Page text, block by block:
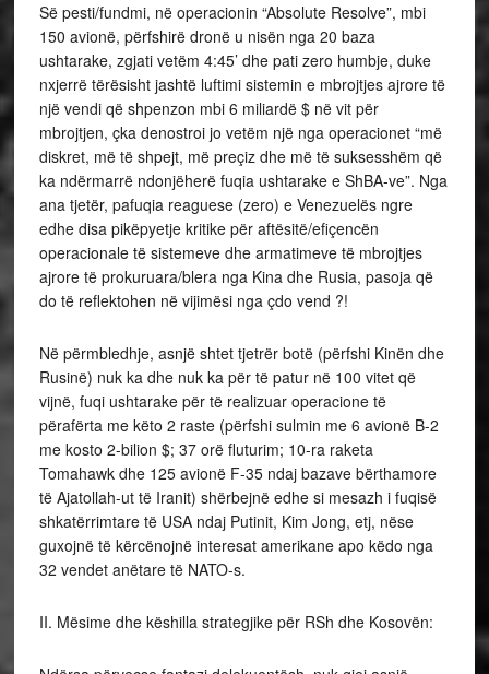
Së pesti/fundmi, në operacionin “Absolute Resolve”, mbi
150 avionë, përfshirë dronë u nisën nga 20 baza
ushtarake, zgjati vetëm 4:45’ dhe pati zero humbje, duke
nxjerrë tërësisht jashtë luftimi sistemin e mbrojtjes ajrore të
një vendi që shpenzon mbi 6 miliardë $ në vit për
mbrojtjen, çka denostroi jo vetëm një nga operacionet “më
diskret, më të shpejt, më preçiz dhe më të suksesshëm që
ka ndërmarrë ndonjëherë fuqia ushtarake e ShBA-ve”. Nga
ana tjetër, pafuqia reaguese (zero) e Venezuelës ngre
edhe disa pikëpyetje kritike për aftësitë/efiçencën
operacionale të sistemeve dhe armatimeve të mbrojtjes
ajrore të prokuruara/blera nga Kina dhe Rusia, pasoja që
do të reflektohen në vijimësi nga çdo vend ?!
Në përmbledhje, asnjë shtet tjetrër botë (përfshi Kinën dhe
Rusinë) nuk ka dhe nuk ka për të patur në 100 vitet që
vijnë, fuqi ushtarake për të realizuar operacione të
përafërta me këto 2 raste (përfshi sulmin me 6 avionë B-2
me kosto 2-bilion $; 37 orë fluturim; 10-ra raketa
Tomahawk dhe 125 avionë F-35 ndaj bazave bërthamore
të Ajatollah-ut të Iranit) shërbejnë edhe si mesazh i fuqisë
shkatërrimtare të USA ndaj Putinit, Kim Jong, etj, nëse
guxojnë të kërcënojnë interesat amerikane apo këdo nga
32 vendet anëtare të NATO-s.
II. Mësime dhe këshilla strategjike për RSh dhe Kosovën: